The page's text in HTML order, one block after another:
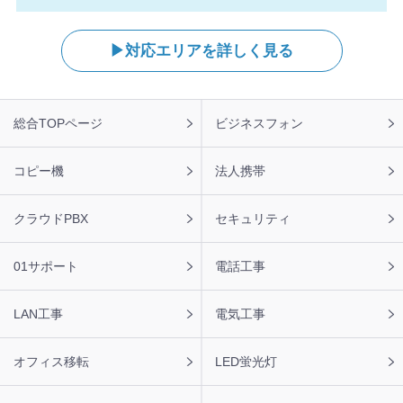
対応エリアを詳しく見る
ッ
タ
総合TOPページ ビジネスフォン
コピー機 法人携帯
クラウドPBX セキュリティ
01サポート 電話工事
LAN工事 電気工事
オフィス移転 LED蛍光灯